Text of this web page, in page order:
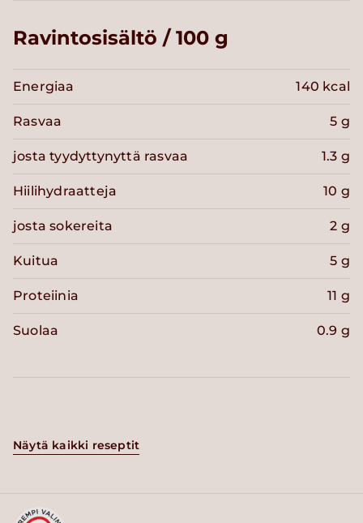
Ravintosisältö / 100 g
Energiaa 140 kcal
Rasvaa 5 g
josta tyydyttynyttä rasvaa 1.3 g
Hiilihydraatteja 10 g
josta sokereita 2 g
Kuitua 5 g
Proteiinia 11 g
Suolaa 0.9 g
Näytä kaikki reseptit